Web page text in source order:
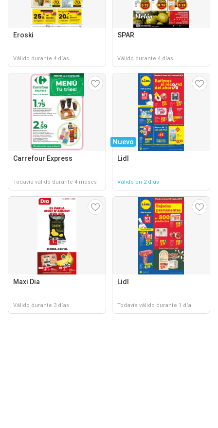
Eroski
Válido durante 4 días
SPAR
Válido durante 4 días
Carrefour Express
Todavía válido durante 4 meses
Nuevo
Lidl
Válido en 2 días
Maxi Dia
Válido durante 3 días
Lidl
Todavía válido durante 1 día